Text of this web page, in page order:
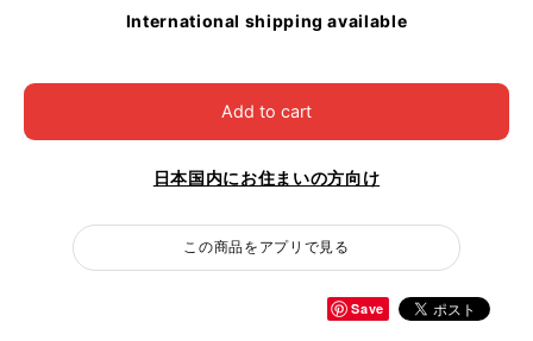
International shipping available
Add to cart
日本国内にお住まいの方向け
この商品をアプリで見る
Save